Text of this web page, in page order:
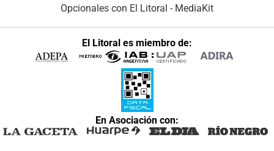
Opcionales con El Litoral - MediaKit
El Litoral es miembro de:
En Asociación con: